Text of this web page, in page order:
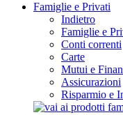
Famiglie e Privati
Indietro
Famiglie e
Conti correnti
Carte
Mutui e
Assicurazioni
Risparmio e